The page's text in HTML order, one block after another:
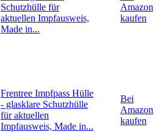
Schutzhülle für
aktuellen Impfausweis,
Made in...
Amazon
kaufen
Frentree Impfpass Hülle
- glasklare Schutzhülle
für aktuellen
Impfausweis, Made in...
Bei
Amazon
kaufen